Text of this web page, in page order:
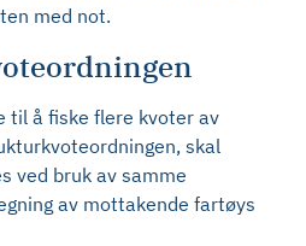
med not.
til å fiske flere kvoter av
skal
ved bruk av samme
av mottakende fartøys